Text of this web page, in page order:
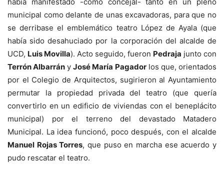
municipal como delante de unas excavadoras, para que no
se derribase el emblemático teatro López de Ayala (que
había sido desahuciado por la corporación del alcalde de
UCD, Luis Movilla). Acto seguido, fueron Pedraja junto con
Terrón Albarrán y José María Pagador los que, orientados
por el Colegio de Arquitectos, sugirieron al Ayuntamiento
permutar la propiedad privada del teatro (que quería
convertirlo en un edificio de viviendas con el beneplácito
municipal) por el terreno del devastado Matadero
Municipal. La idea funcionó, poco después, con el alcalde
Manuel Rojas Torres, que puso en marcha ese acuerdo y
pudo rescatar el teatro.